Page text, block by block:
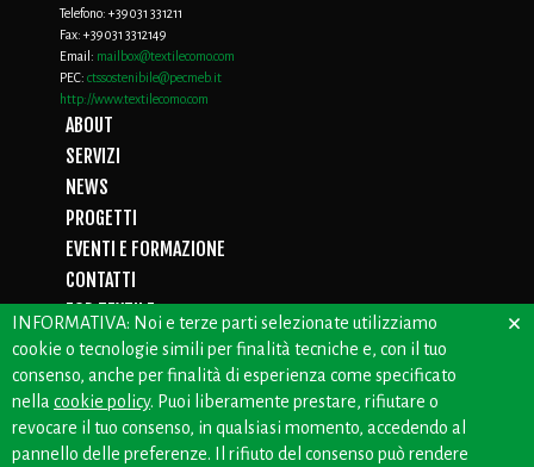
Telefono: +39 031 331211
Fax: +39 031 3312149
Email: mailbox@textilecomo.com
PEC: ctssostenibile@pecmeb.it
http://www.textilecomo.com
ABOUT
SERVIZI
NEWS
PROGETTI
EVENTI E FORMAZIONE
CONTATTI
FOR TEXTILE
D.LGS. 231/01
WHISTLEBLOWING
INFORMATIVA: Noi e terze parti selezionate utilizziamo
cookie o tecnologie simili per finalità tecniche e, con il tuo
consenso, anche per finalità di esperienza come specificato
nella cookie policy. Puoi liberamente prestare, rifiutare o
revocare il tuo consenso, in qualsiasi momento, accedendo al
pannello delle preferenze. Il rifiuto del consenso può rendere
×